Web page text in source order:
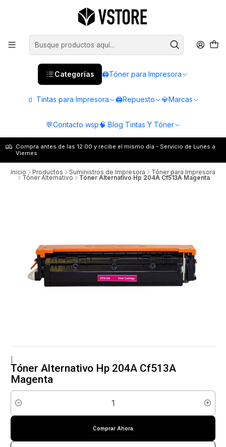
Categorías 🖨️Tóner para Impresora
🧃 Tintas para Impresora 🖨️Repuesto 💎Marcas
💬Contacto wsp🧠 Blog Tintas Y Tóner
Compra antes de las 12:00 y recibe el mismo día - Servicio de Lunes a
Viernes
Inicio Productos Suministros de Impresora Tóner para Impresora
Tóner Alternativo Tóner Alternativo Hp 204A Cf513A Magenta
Tóner Alternativo Hp 204A Cf513A
Magenta
Cantidad
Comprar Ahora